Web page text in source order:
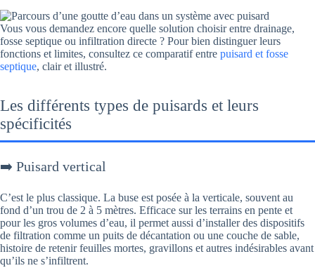
Vous vous demandez encore quelle solution choisir entre drainage,
fosse septique ou infiltration directe ? Pour bien distinguer leurs
fonctions et limites, consultez ce comparatif entre puisard et fosse
septique, clair et illustré.
Les différents types de puisards et leurs
spécificités
➡️ Puisard vertical
C’est le plus classique. La buse est posée à la verticale, souvent au
fond d’un trou de 2 à 5 mètres. Efficace sur les terrains en pente et
pour les gros volumes d’eau, il permet aussi d’installer des dispositifs
de filtration comme un puits de décantation ou une couche de sable,
histoire de retenir feuilles mortes, gravillons et autres indésirables avant
qu’ils ne s’infiltrent.